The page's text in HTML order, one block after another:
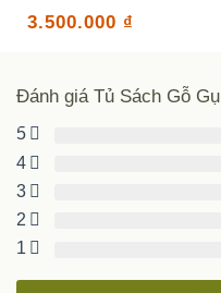
3.500.000 ₫
Đánh giá Tủ Sách Gỗ Gụ
5
4
3
2
1